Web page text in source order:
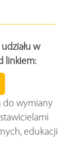
w
linkiem:
do wymiany
edukacji